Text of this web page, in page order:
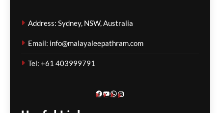
വയോധികർ മരിച്ച
സംഭവം; മെൽബൺ സെന്റ്
ഇൻക്വസ്റ്റിൽ ഹാജരായി
Address: Sydney, NSW, Australia
Email: info@malayaleepathram.com
Tel: +61 403999791
Facebook
YouTube
WhatsApp
Instagram